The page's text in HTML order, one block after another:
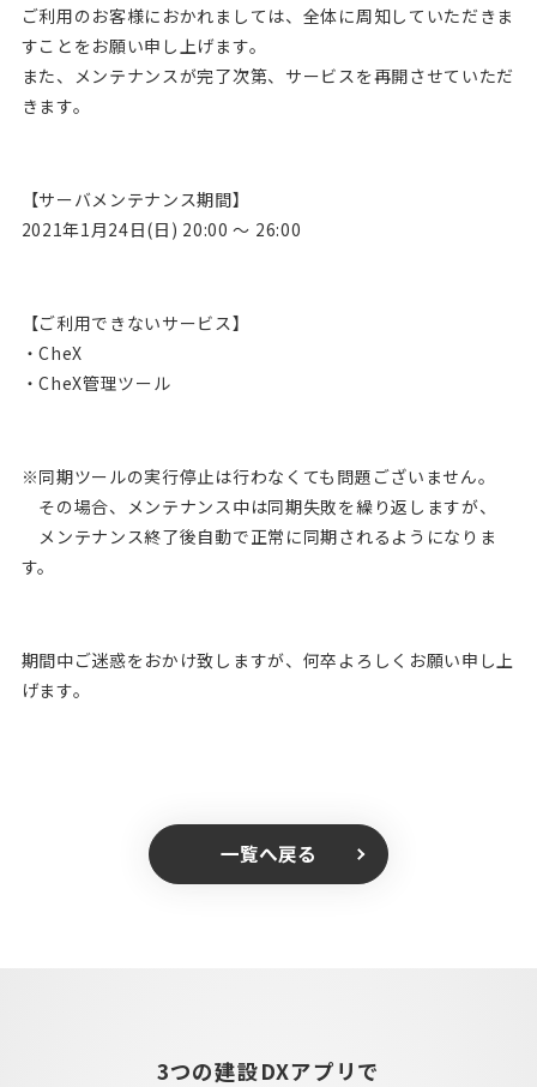
ご利用のお客様におかれましては、全体に周知していただきま
すことをお願い申し上げます。
また、メンテナンスが完了次第、サービスを再開させていただ
きます。
【サーバメンテナンス期間】
2021年1月24日(日) 20:00 ～ 26:00
【ご利用できないサービス】
・CheX
・CheX管理ツール
※同期ツールの実行停止は行わなくても問題ございません。
その場合、メンテナンス中は同期失敗を繰り返しますが、
メンテナンス終了後自動で正常に同期されるようになりま
す。
期間中ご迷惑をおかけ致しますが、何卒よろしくお願い申し上
げます。
一覧へ戻る
3つの建設DXアプリで